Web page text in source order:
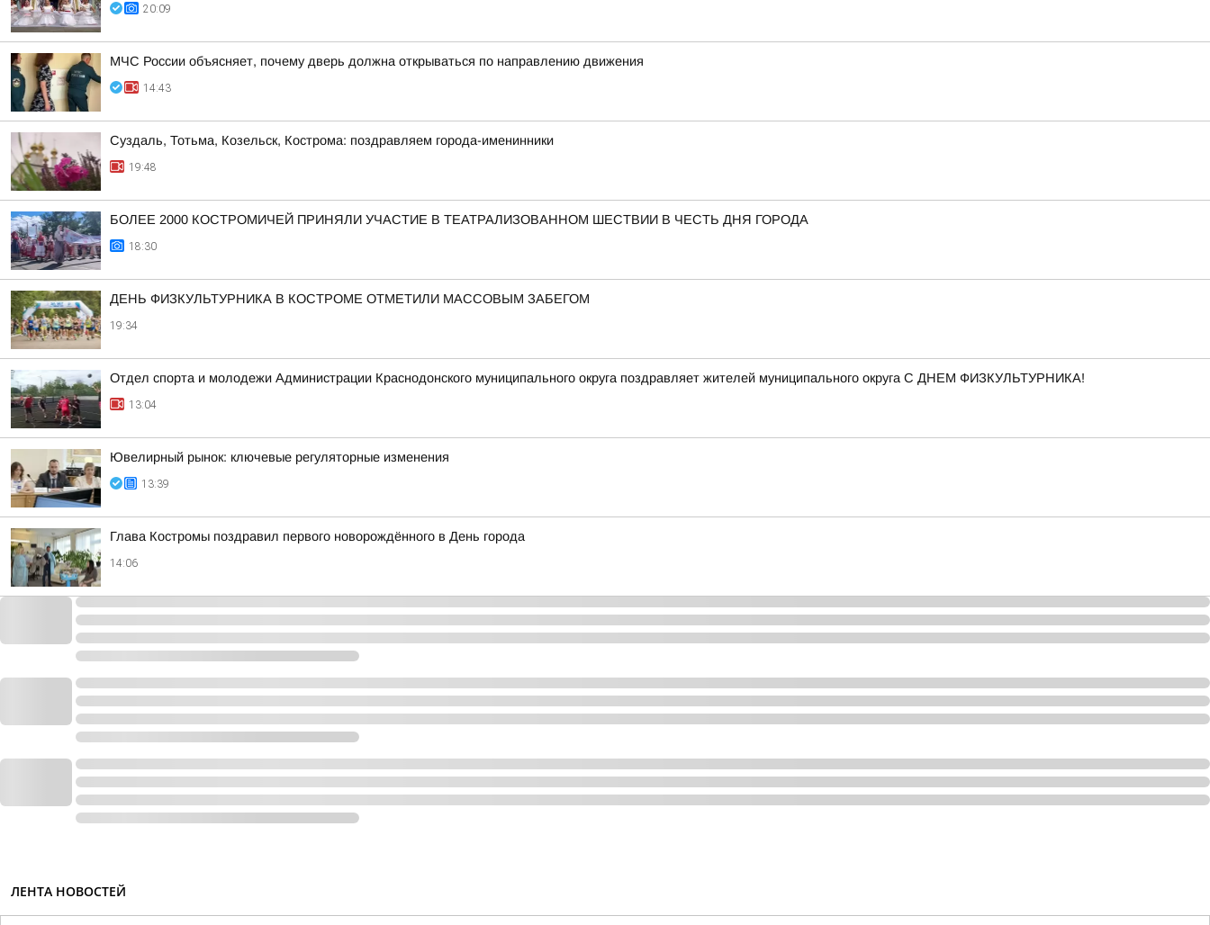
20:09
МЧС России объясняет, почему дверь должна открываться по направлению движения
14:43
Суздаль, Тотьма, Козельск, Кострома: поздравляем города-именинники
19:48
БОЛЕЕ 2000 КОСТРОМИЧЕЙ ПРИНЯЛИ УЧАСТИЕ В ТЕАТРАЛИЗОВАННОМ ШЕСТВИИ В ЧЕСТЬ ДНЯ ГОРОДА
18:30
ДЕНЬ ФИЗКУЛЬТУРНИКА В КОСТРОМЕ ОТМЕТИЛИ МАССОВЫМ ЗАБЕГОМ
19:34
Отдел спорта и молодежи Администрации Краснодонского муниципального округа поздравляет жителей муниципального округа С ДНЕМ ФИЗКУЛЬТУРНИКА!
13:04
Ювелирный рынок: ключевые регуляторные изменения
13:39
Глава Костромы поздравил первого новорождённого в День города
14:06
ЛЕНТА НОВОСТЕЙ